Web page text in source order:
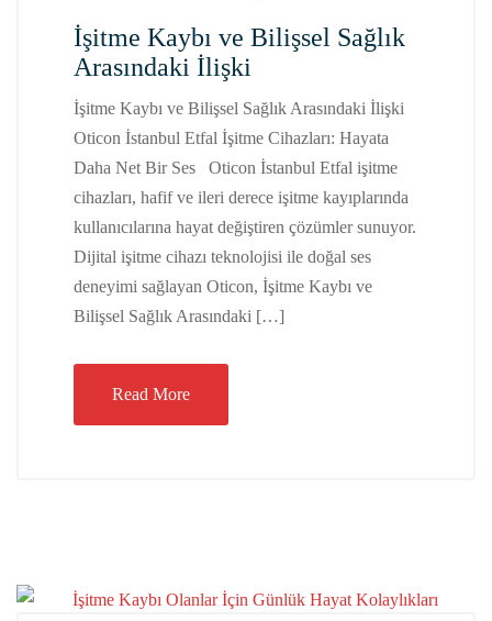
İşitme Kaybı ve Bilişsel Sağlık
Arasındaki İlişki
İşitme Kaybı ve Bilişsel Sağlık Arasındaki İlişki
Oticon İstanbul Etfal İşitme Cihazları: Hayata
Daha Net Bir Ses Oticon İstanbul Etfal işitme
cihazları, hafif ve ileri derece işitme kayıplarında
kullanıcılarına hayat değiştiren çözümler sunuyor.
Dijital işitme cihazı teknolojisi ile doğal ses
deneyimi sağlayan Oticon, İşitme Kaybı ve
Bilişsel Sağlık Arasındaki […]
Read More